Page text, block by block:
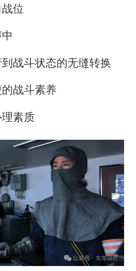
位
战斗状态的无缝转换
战斗素养
素质